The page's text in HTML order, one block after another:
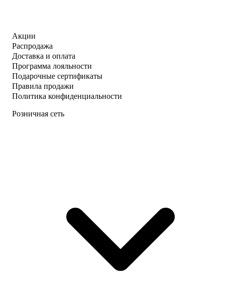
Акции
Распродажа
Доставка и оплата
Программа лояльности
Подарочные сертификаты
Правила продажи
Политика конфиденциальности
Розничная сеть